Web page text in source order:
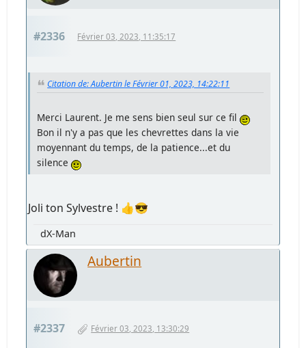
#2336 Février 03, 2023, 11:35:17
Citation de: Aubertin le Février 01, 2023, 14:22:11
Merci Laurent. Je me sens bien seul sur ce fil
Bon il n'y a pas que les chevrettes dans la vie
moyennant du temps, de la patience...et du
silence
Joli ton Sylvestre ! 👍😎
dX-Man
Aubertin
#2337 Février 03, 2023, 13:30:29